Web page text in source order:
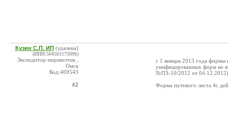
Кузин С.П. ИП (удалена)
(ИНН:564501175096)
Экспедитор-перевозчик ,
Омск
Код:469543
#2
с 1 января 2013 года формы
унифицированных форм не
№ПЗ-10/2012 от 04.12.2012)
Форма путевого листа 4с